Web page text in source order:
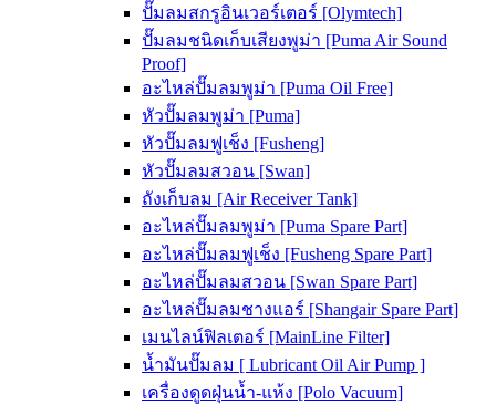
ปั๊มลมสกรูอินเวอร์เตอร์ [Olymtech]
ปั๊มลมชนิดเก็บเสียงพูม่า [Puma Air Sound
Proof]
อะไหล่ปั๊มลมพูม่า [Puma Oil Free]
หัวปั๊มลมพูม่า [Puma]
หัวปั๊มลมฟูเช็ง [Fusheng]
หัวปั๊มลมสวอน [Swan]
ถังเก็บลม [Air Receiver Tank]
อะไหล่ปั๊มลมพูม่า [Puma Spare Part]
อะไหล่ปั๊มลมฟูเช็ง [Fusheng Spare Part]
อะไหล่ปั๊มลมสวอน [Swan Spare Part]
อะไหล่ปั๊มลมชางแอร์ [Shangair Spare Part]
เมนไลน์ฟิลเตอร์ [MainLine Filter]
น้ำมันปั๊มลม [ Lubricant Oil Air Pump ]
เครื่องดูดฝุ่นน้ำ-แห้ง [Polo Vacuum]